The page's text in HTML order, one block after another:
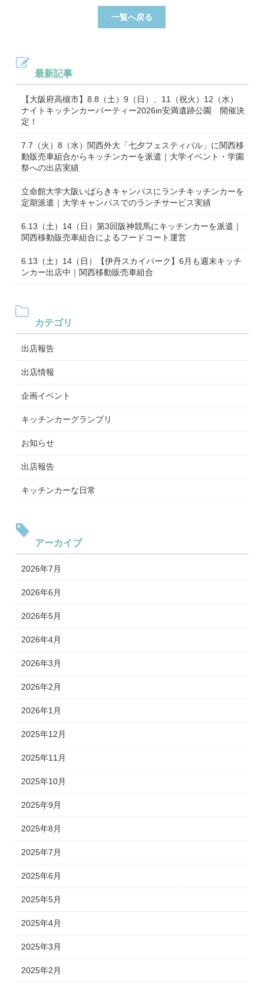
一覧へ戻る
最新記事
【大阪府高槻市】8.8（土）9（日）、11（祝火）12（水）
ナイトキッチンカーパーティー2026in安満遺跡公園 開催決
定！
7.7（火）8（水）関西外大「七夕フェスティバル」に関西移
動販売車組合からキッチンカーを派遣｜大学イベント・学園
祭への出店実績
立命館大学大阪いばらきキャンパスにランチキッチンカーを
定期派遣｜大学キャンパスでのランチサービス実績
6.13（土）14（日）第3回阪神競馬にキッチンカーを派遣｜
関西移動販売車組合によるフードコート運営
6.13（土）14（日）【伊丹スカイパーク】6月も週末キッチ
ンカー出店中｜関西移動販売車組合
カテゴリ
出店報告
出店情報
企画イベント
キッチンカーグランプリ
お知らせ
出店報告
キッチンカーな日常
アーカイブ
2026年7月
2026年6月
2026年5月
2026年4月
2026年3月
2026年2月
2026年1月
2025年12月
2025年11月
2025年10月
2025年9月
2025年8月
2025年7月
2025年6月
2025年5月
2025年4月
2025年3月
2025年2月